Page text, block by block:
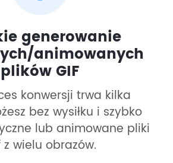
generowanie
animowanych
plików GIF
konwersji trwa kilka
bez wysiłku i szybko
lub animowane pliki
z wielu obrazów.